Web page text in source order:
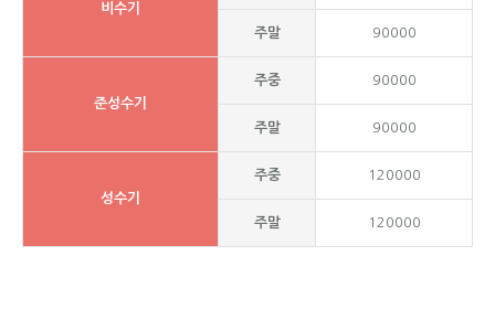
비수기
주말 90000
준성수기
주중 90000
주말 90000
성수기
주중 120000
주말 120000